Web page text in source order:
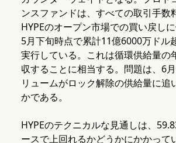
ンスファンドは、すべての取引手数
HYPEのオープン市場での買い戻しに
5月下旬時点で累計11億6000万ドル
実行している。これは循環供給量の
収することに相当する。問題は、6
リュームがロック解除の供給量に追
かである。
HYPEのテクニカルな見通しは、
ースで上回れるかどうかにかかって